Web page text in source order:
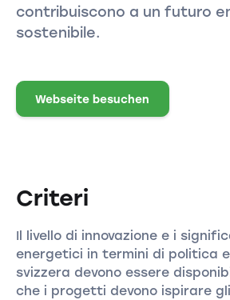
contribuiscono a un futuro
sostenibile.
Webseite besuchen
Criteri
Il livello di innovazione e i
energetici in termini di politica
svizzera devono essere
che i progetti devono ispirare